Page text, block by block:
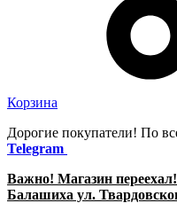
Корзина
Дорогие покупатели! По
Telegram
Важно! Магазин
Балашиха ул.